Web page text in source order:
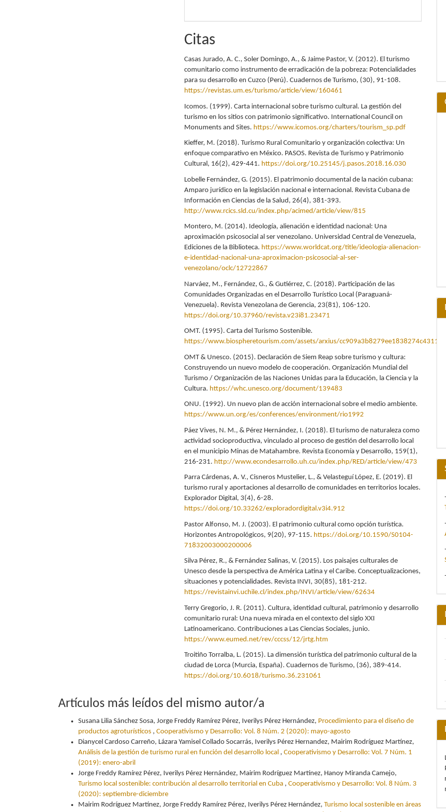
Citas
Casas Jurado, A. C., Soler Domingo, A., & Jaime Pastor, V. (2012). El turismo
comunitario como instrumento de erradicación de la pobreza: Potencialidades
para su desarrollo en Cuzco (Perú). Cuadernos de Turismo, (30), 91-108.
https://revistas.um.es/turismo/article/view/160461
Icomos. (1999). Carta internacional sobre turismo cultural. La gestión del
turismo en los sitios con patrimonio significativo. International Council on
Monuments and Sites. https://www.icomos.org/charters/tourism_sp.pdf
Kieffer, M. (2018). Turismo Rural Comunitario y organización colectiva: Un
enfoque comparativo en México. PASOS. Revista de Turismo y Patrimonio
Cultural, 16(2), 429-441. https://doi.org/10.25145/j.pasos.2018.16.030
Lobelle Fernández, G. (2015). El patrimonio documental de la nación cubana:
Amparo jurídico en la legislación nacional e internacional. Revista Cubana de
Información en Ciencias de la Salud, 26(4), 381-393.
http://www.rcics.sld.cu/index.php/acimed/article/view/815
Montero, M. (2014). Ideología, alienación e identidad nacional: Una
aproximación psicosocial al ser venezolano. Universidad Central de Venezuela,
Ediciones de la Biblioteca. https://www.worldcat.org/title/ideologia-alienacion-
e-identidad-nacional-una-aproximacion-psicosocial-al-ser-
venezolano/oclc/12722867
Narváez, M., Fernández, G., & Gutiérrez, C. (2018). Participación de las
Comunidades Organizadas en el Desarrollo Turístico Local (Paraguaná-
Venezuela). Revista Venezolana de Gerencia, 23(81), 106-120.
https://doi.org/10.37960/revista.v23i81.23471
OMT. (1995). Carta del Turismo Sostenible.
https://www.biospheretourism.com/assets/arxius/
OMT & Unesco. (2015). Declaración de Siem Reap sobre turismo y cultura:
Construyendo un nuevo modelo de cooperación. Organización Mundial del
Turismo / Organización de las Naciones Unidas para la Educación, la Ciencia y la
Cultura. https://whc.unesco.org/document/139483
ONU. (1992). Un nuevo plan de acción internacional sobre el medio ambiente.
https://www.un.org/es/conferences/environment/rio1992
Páez Vives, N. M., & Pérez Hernández, I. (2018). El turismo de naturaleza como
actividad socioproductiva, vinculado al proceso de gestión del desarrollo local
en el municipio Minas de Matahambre. Revista Economía y Desarrollo, 159(1),
216-231. http://www.econdesarrollo.uh.cu/index.php/RED/article/view/473
Parra Cárdenas, A. V., Cisneros Mustelier, L., & Velasteguí López, E. (2019). El
turismo rural y aportaciones al desarrollo de comunidades en territorios locales.
Explorador Digital, 3(4), 6-28.
https://doi.org/10.33262/exploradordigital.v3i4.912
Pastor Alfonso, M. J. (2003). El patrimonio cultural como opción turística.
Horizontes Antropológicos, 9(20), 97-115. https://doi.org/10.1590/S0104-
71832003000200006
Silva Pérez, R., & Fernández Salinas, V. (2015). Los paisajes culturales de
Unesco desde la perspectiva de América Latina y el Caribe. Conceptualizaciones,
situaciones y potencialidades. Revista INVI, 30(85), 181-212.
https://revistainvi.uchile.cl/index.php/INVI/article/view/62634
Terry Gregorio, J. R. (2011). Cultura, identidad cultural, patrimonio y desarrollo
comunitario rural: Una nueva mirada en el contexto del siglo XXI
Latinoamericano. Contribuciones a Las Ciencias Sociales, junio.
https://www.eumed.net/rev/cccss/12/jrtg.htm
Troitiño Torralba, L. (2015). La dimensión turística del patrimonio cultural de la
ciudad de Lorca (Murcia, España). Cuadernos de Turismo, (36), 389-414.
https://doi.org/10.6018/turismo.36.231061
Artículos más leídos del mismo autor/a
Susana Lilia Sánchez Sosa, Jorge Freddy Ramírez Pérez, Iverilys Pérez Hernández, Procedimiento para el diseño de
productos agroturísticos , Cooperativismo y Desarrollo: Vol. 8 Núm. 2 (2020): mayo-agosto
Dianycel Cardoso Carreño, Lázara Yamisel Collado Socarrás, Iverilys Pérez Hernandez, Mairim Rodríguez Martínez,
Análisis de la gestión de turismo rural en función del desarrollo local , Cooperativismo y Desarrollo: Vol. 7 Núm. 1
(2019): enero-abril
Jorge Freddy Ramírez Pérez, Iverilys Pérez Hernández, Mairim Rodríguez Martínez, Hanoy Miranda Camejo,
Turismo local sostenible: contribución al desarrollo territorial en Cuba , Cooperativismo y Desarrollo: Vol. 8 Núm. 3
(2020): septiembre-diciembre
Mairim Rodríguez Martínez, Jorge Freddy Ramírez Pérez, Iverilys Pérez Hernández, Turismo local sostenible en áreas
-
-
-
-